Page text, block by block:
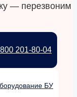
— перезвоним
201-80-04
БУ